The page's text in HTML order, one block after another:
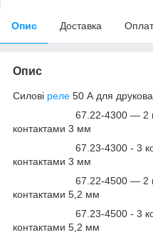
Опис Доставка
Опис
Силові реле 50 А для
67.22-4300 — 2
контактами 3 мм
67.23-4300 - 3
контактами 3 мм
67.22-4500 — 2
контактами 5,2 мм
67.23-4500 - 3
контактами 5,2 мм